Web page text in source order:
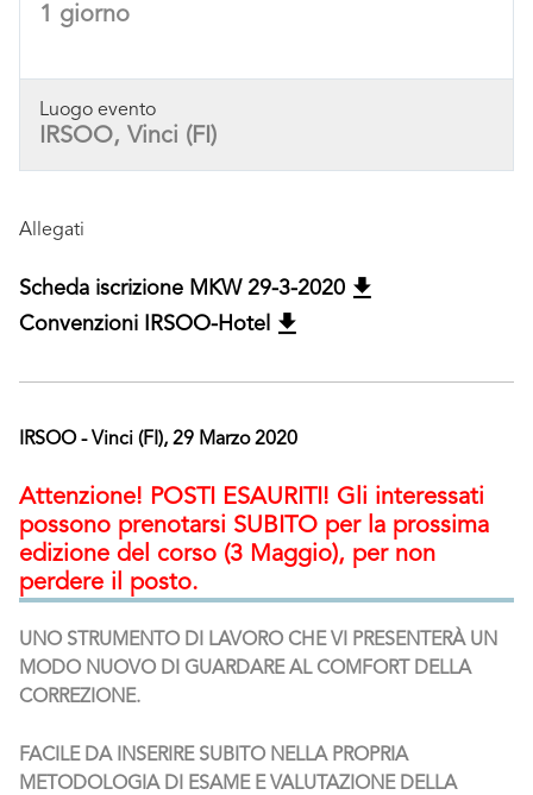
1 giorno
Luogo evento
IRSOO, Vinci (FI)
Allegati
Scheda iscrizione MKW 29-3-2020
Convenzioni IRSOO-Hotel
IRSOO - Vinci (FI), 29 Marzo 2020
Attenzione! POSTI ESAURITI! Gli interessati
possono prenotarsi SUBITO per la prossima
edizione del corso (3 Maggio), per non
perdere il posto.
UNO STRUMENTO DI LAVORO CHE VI PRESENTERÀ UN
MODO NUOVO DI GUARDARE AL COMFORT DELLA
CORREZIONE.
FACILE DA INSERIRE SUBITO NELLA PROPRIA
METODOLOGIA DI ESAME E VALUTAZIONE DELLA